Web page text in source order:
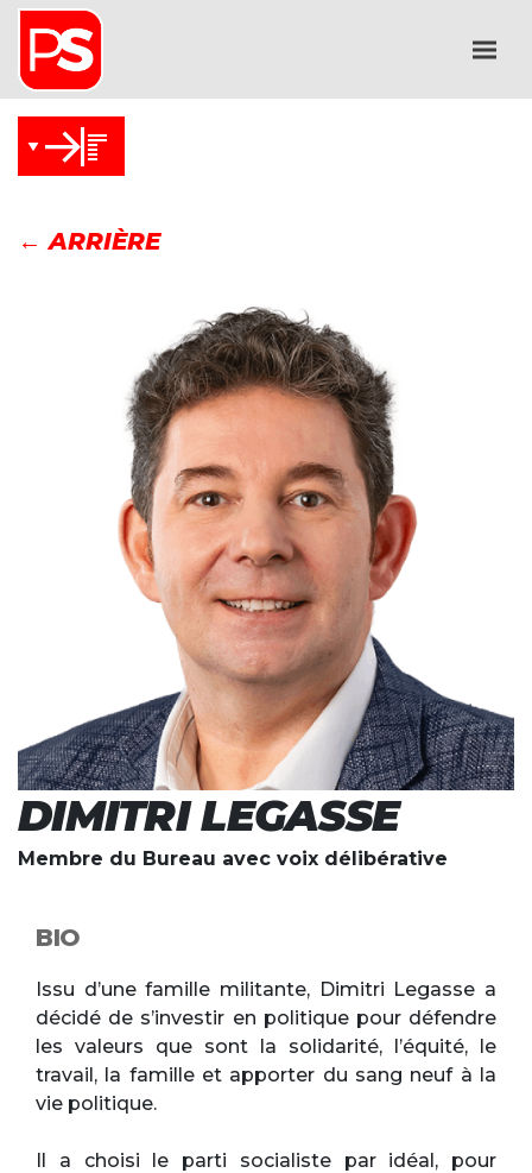
← ARRIÈRE
DIMITRI LEGASSE
Membre du Bureau avec voix délibérative
BIO
Issu d’une famille militante, Dimitri Legasse a
décidé de s’investir en politique pour défendre
les valeurs que sont la solidarité, l’équité, le
travail, la famille et apporter du sang neuf à la
vie politique.
Il a choisi le parti socialiste par idéal, pour